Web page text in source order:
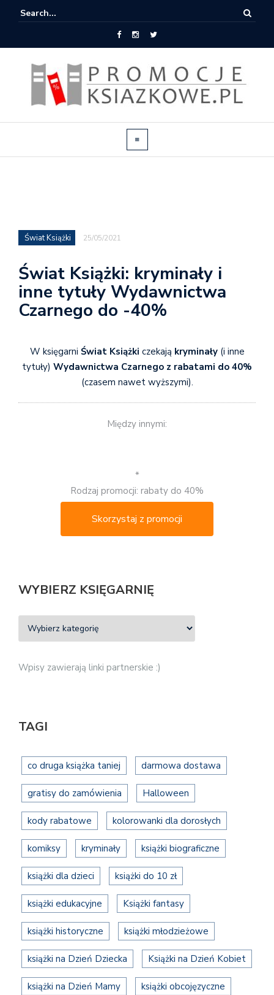
Świat Książki 25/05/2021
Świat Książki: kryminały i
inne tytuły Wydawnictwa
Czarnego do -40%
W księgarni Świat Książki czekają kryminały(i inne
tytuły) Wydawnictwa Czarnego z rabatami do 40%
(czasem nawet wyższymi).
Między innymi:
*
Rodzaj promocji: rabaty do 40%
Skorzystaj z promocji
WYBIERZ KSIĘGARNIĘ
Wpisy zawierają linki partnerskie :)
TAGI
co druga książka taniej darmowa dostawa
gratisy do zamówienia Halloween
kody rabatowe kolorowanki dla dorosłych
komiksy kryminały książki biograficzne
książki dla dzieci książki do 10 zł
książki edukacyjne Książki fantasy
książki historyczne książki młodzieżowe
książki na Dzień Dziecka Książki na Dzień Kobiet
książki na Dzień Mamy książki obcojęzyczne